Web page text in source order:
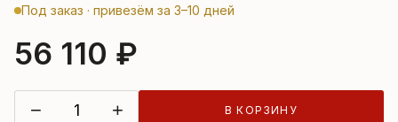
Под заказ · привезём за 3–10 дней
56 110 ₽
− + В КОРЗИНУ